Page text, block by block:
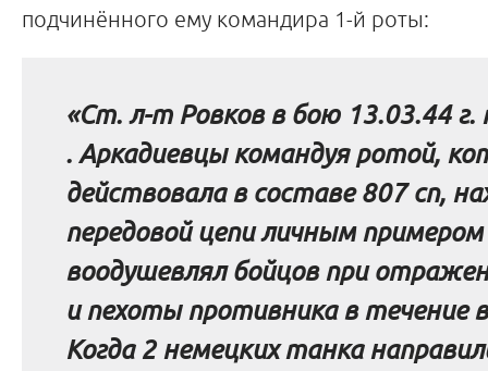
подчинённого ему командира 1-й роты:
«Ст. л-т Ровковв бою 13.03.44 г.
. Аркадиевцыкомандуя ротой,
действовала в составе 807сп,
передовой цепи личным
воодушевлял бойцов при
и пехоты противника в течение
Когда 2 немецких танка